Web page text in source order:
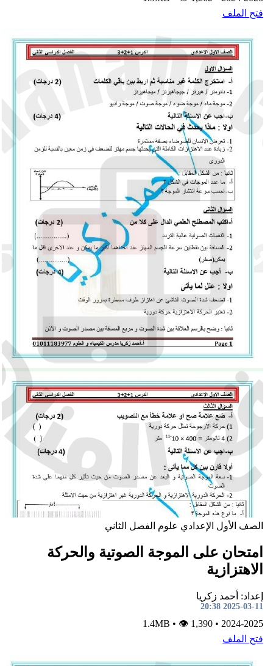
الملف
الأول الإعدادي علوم الفصل الثاني
على الموجة الصوتية والحركة
أحمد زكريا
2025-03-11
2024-
•
1.4MB
• 👁 1,390
الملف